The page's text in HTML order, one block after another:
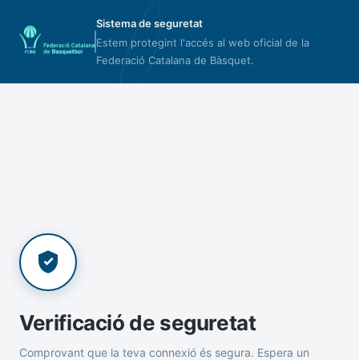
Sistema de seguretat
Estem protegint l'accés al web oficial de la
Federació Catalana de Bàsquet.
Verificació de seguretat
Comprovant que la teva connexió és segura. Espera un